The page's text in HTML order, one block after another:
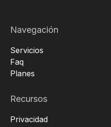
Navegación
Servicios
Faq
Planes
Recursos
Privacidad